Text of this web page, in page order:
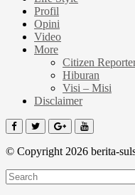
Profil
Opini
Video
More
Citizen
Hiburan
Visi – Misi
Disclaimer
© Copyright 2026 berita-